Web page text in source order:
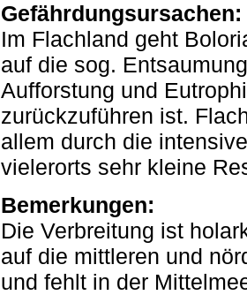
Gefährdungsursachen:
Im Flachland geht
auf die sog.
Aufforstung und
zurückzuführen ist.
allem durch die
vielerorts sehr kleine
Bemerkungen:
Die Verbreitung ist
auf die mittleren und
und fehlt in der